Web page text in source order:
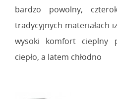
bardzo powolny,
tradycyjnych materiałach
wysoki komfort cieplny
ciepło, a latem chłodno